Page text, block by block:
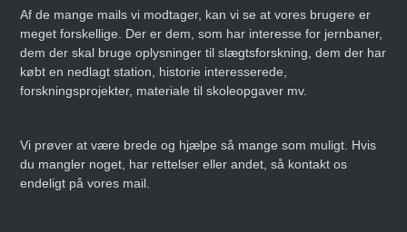
Af de mange mails vi modtager, kan vi se at vores brugere er
meget forskellige. Der er dem, som har interesse for jernbaner,
dem der skal bruge oplysninger til slægtsforskning, dem der har
købt en nedlagt station, historie interesserede,
forskningsprojekter, materiale til skoleopgaver mv.
Vi prøver at være brede og hjælpe så mange som muligt. Hvis
du mangler noget, har rettelser eller andet, så kontakt os
endeligt på vores mail.